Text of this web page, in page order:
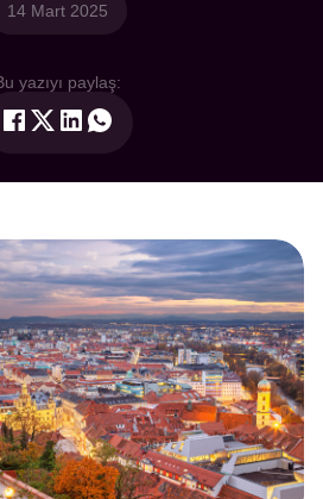
14 Mart 2025
yazıyı paylaş: